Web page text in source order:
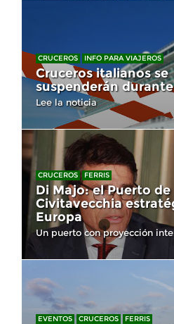
CRUCEROS INFO PARA VIAJEROS
Cruceros italianos se
suspenderán
Lee la noticia
CRUCEROS FERRIS
Di Majo: el Puerto de
Civitavecchia
Europa
Un puerto con proyección
EVENTOS CRUCEROS FERRIS